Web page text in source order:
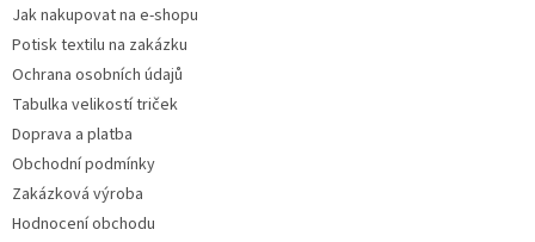
Jak nakupovat na e-shopu
Potisk textilu na zakázku
Ochrana osobních údajů
Tabulka velikostí triček
Doprava a platba
Obchodní podmínky
Zakázková výroba
Hodnocení obchodu